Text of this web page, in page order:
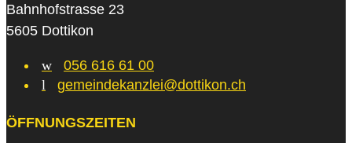
Bahnhofstrasse 23
5605 Dottikon
w
056 616 61 00
l
gemeindekanzlei@dottikon.ch
ÖFFNUNGSZEITEN